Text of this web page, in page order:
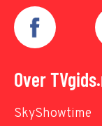
Over
SkyShowtime